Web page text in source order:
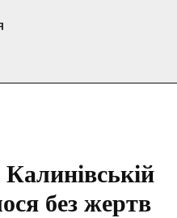
без жертв